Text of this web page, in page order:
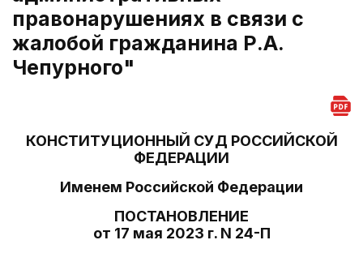
правонарушениях в связи с
жалобой гражданина Р.А.
Чепурного"
КОНСТИТУЦИОННЫЙ СУД РОССИЙСКОЙ
ФЕДЕРАЦИИ
Именем Российской Федерации
ПОСТАНОВЛЕНИЕ
от 17 мая 2023 г. N 24-П